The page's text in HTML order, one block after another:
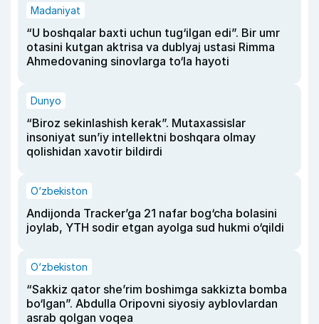
Madaniyat
“U boshqalar baxti uchun tug‘ilgan edi”. Bir umr
otasini kutgan aktrisa va dublyaj ustasi Rimma
Ahmedovaning sinovlarga to‘la hayoti
Dunyo
“Biroz sekinlashish kerak”. Mutaxassislar
insoniyat sun’iy intellektni boshqara olmay
qolishidan xavotir bildirdi
O‘zbekiston
Andijonda Tracker’ga 21 nafar bog‘cha bolasini
joylab, YTH sodir etgan ayolga sud hukmi o‘qildi
O‘zbekiston
“Sakkiz qator she’rim boshimga sakkizta bomba
bo‘lgan”. Abdulla Oripovni siyosiy ayblovlardan
asrab qolgan voqea